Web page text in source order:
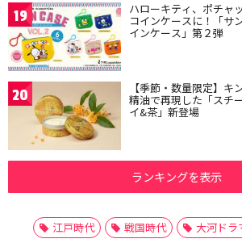
19 ハローキティ、ポチャ
コインケースに！「サ
インケース」第２弾
20 【季節・数量限定】
精油で再現した「スチ
イ&茶」新登場
ランキングを表示
江戸時代 戦国時代 大河ドラ